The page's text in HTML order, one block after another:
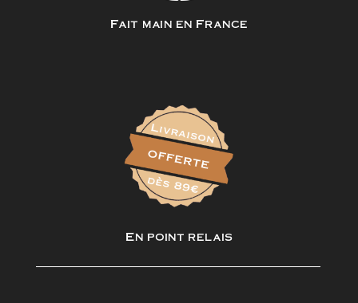
Fait main en France
En point relais